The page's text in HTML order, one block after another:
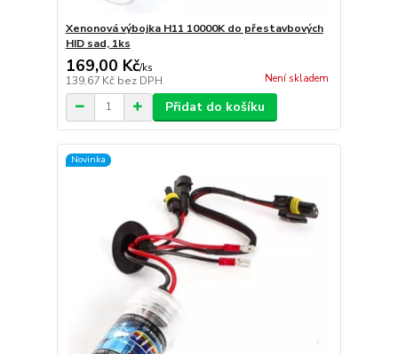
Xenonová výbojka H11 10000K do přestavbových
HID sad, 1ks
169,00 Kč/ks
139,67 Kč bez DPH Není skladem
Přidat do košíku
Novinka